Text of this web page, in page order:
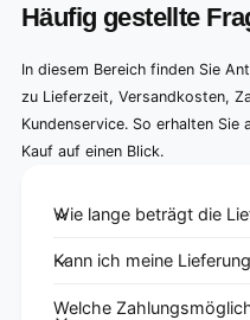
Häufig gestellte
In diesem Bereich finden Sie
zu Lieferzeit, Versandkosten,
Kundenservice. So erhalten
Kauf auf einen Blick.
Wie lange beträgt die
Kann ich meine
Welche